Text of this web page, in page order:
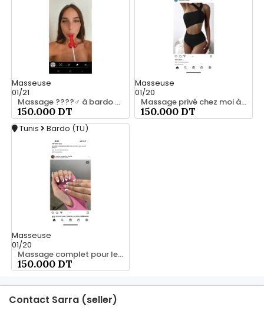
Masseuse
01/21
Massage ????‍♂️ à bardo srd 55066248
150.000 DT
Masseuse
01/20
Massage privé chez moi à bardo55066248
150.000 DT
Tunis Bardo (TU)
Masseuse
01/20
Massage complet pour les hommes srd 20466285
150.000 DT
Contact Sarra (seller)